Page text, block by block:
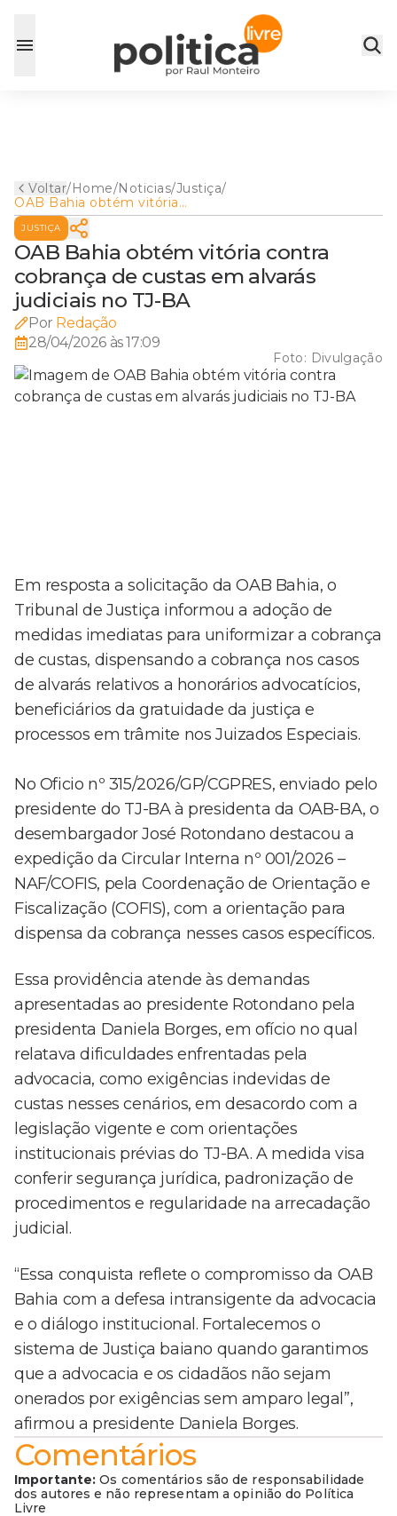
Voltar/Home/Noticias/Justiça/
OAB Bahia obtém vitória
contra cobrança de custas
em alvarás judiciais no TJ-BA
JUSTIÇA
OAB Bahia obtém vitória contra
cobrança de custas em alvarás
judiciais no TJ-BA
Por Redação
28/04/2026 às 17:09
Foto: Divulgação
Em resposta a solicitação da OAB Bahia, o
Tribunal de Justiça informou a adoção de
medidas imediatas para uniformizar a cobrança
de custas, dispensando a cobrança nos casos
de alvarás relativos a honorários advocatícios,
beneficiários da gratuidade da justiça e
processos em trâmite nos Juizados Especiais.
No Oficio nº 315/2026/GP/CGPRES, enviado pelo
presidente do TJ-BA à presidenta da OAB-BA, o
desembargador José Rotondano destacou a
expedição da Circular Interna nº 001/2026 –
NAF/COFIS, pela Coordenação de Orientação e
Fiscalização (COFIS), com a orientação para
dispensa da cobrança nesses casos específicos.
Essa providência atende às demandas
apresentadas ao presidente Rotondano pela
presidenta Daniela Borges, em ofício no qual
relatava dificuldades enfrentadas pela
advocacia, como exigências indevidas de
custas nesses cenários, em desacordo com a
legislação vigente e com orientações
institucionais prévias do TJ-BA. A medida visa
conferir segurança jurídica, padronização de
procedimentos e regularidade na arrecadação
judicial.
“Essa conquista reflete o compromisso da OAB
Bahia com a defesa intransigente da advocacia
e o diálogo institucional. Fortalecemos o
sistema de Justiça baiano quando garantimos
que a advocacia e os cidadãos não sejam
onerados por exigências sem amparo legal”,
afirmou a presidente Daniela Borges.
Comentários
Importante: Os comentários são de responsabilidade
dos autores e não representam a opinião do Política
Livre